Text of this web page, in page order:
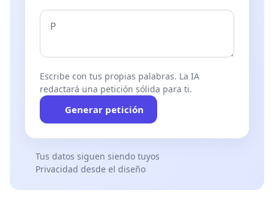
Escribe con tus propias palabras. La IA
redactará una petición sólida para ti.
Generar petición
Tus datos siguen siendo tuyos
Privacidad desde el diseño